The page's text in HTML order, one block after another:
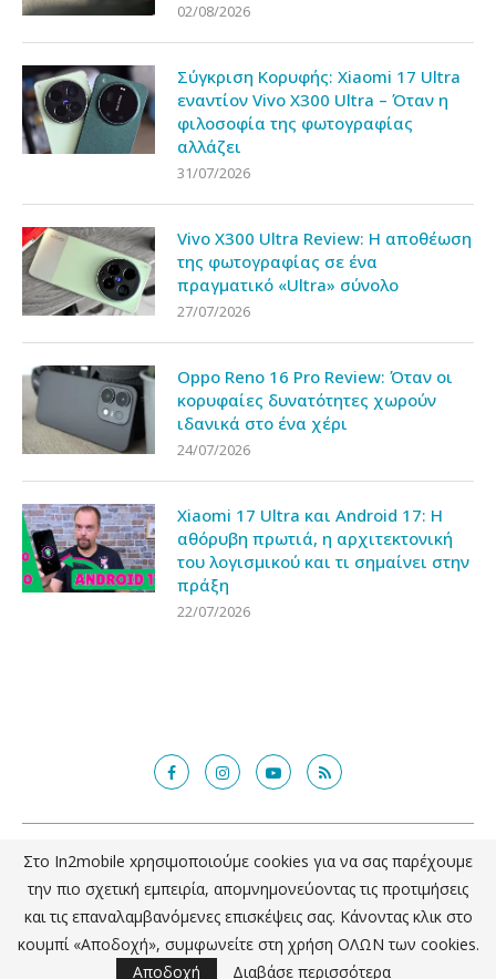
02/08/2026
Σύγκριση Κορυφής: Xiaomi 17 Ultra
εναντίον Vivo X300 Ultra – Όταν η
φιλοσοφία της φωτογραφίας
αλλάζει
31/07/2026
Vivo X300 Ultra Review: Η αποθέωση
της φωτογραφίας σε ένα
πραγματικό «Ultra» σύνολο
27/07/2026
Oppo Reno 16 Pro Review: Όταν οι
κορυφαίες δυνατότητες χωρούν
ιδανικά στο ένα χέρι
24/07/2026
Xiaomi 17 Ultra και Android 17: Η
αθόρυβη πρωτιά, η αρχιτεκτονική
του λογισμικού και τι σημαίνει στην
πράξη
22/07/2026
@2018 - in2mobile.gr. All Right Reserved. Designed and developed by
mcde.gr
ΕΠΙΣΤΡΟΦΗ ΣΤΗΝ ΚΟΡΥΦΗ
Στο In2mobile xρησιμοποιούμε cookies για να σας παρέχουμε
την πιο σχετική εμπειρία, απομνημονεύοντας τις προτιμήσεις
και τις επαναλαμβανόμενες επισκέψεις σας. Κάνοντας κλικ στο
κουμπί «Αποδοχή», συμφωνείτε στη χρήση ΟΛΩΝ των cookies.
Αποδοχή
Διαβάσε περισσότερα